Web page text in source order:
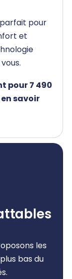
pour
et
pour 7 490
savoir
les
bas du